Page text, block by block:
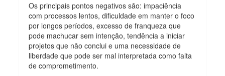
Os principais pontos negativos são: impaciência
com processos lentos, dificuldade em manter o foco
por longos períodos, excesso de franqueza que
pode machucar sem intenção, tendência a iniciar
projetos que não conclui e uma necessidade de
liberdade que pode ser mal interpretada como falta
de comprometimento.